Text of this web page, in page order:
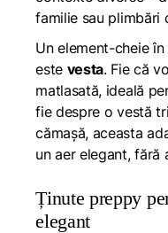
familie sau plimbări
Un element-cheie
este vesta. Fie că
matlasată, ideală
fie despre o vestă
cămașă, aceasta
un aer elegant, fără
Ținute preppy
elegant